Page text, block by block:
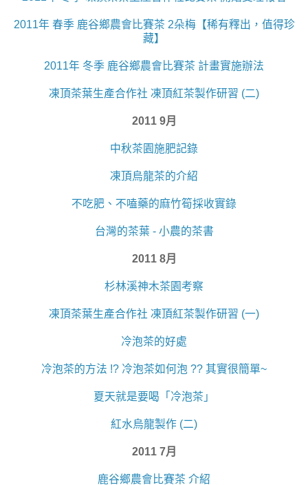
2011年 春季 鹿谷鄉農會比賽茶 2朵梅【稀有釋出，值得珍
藏】
2011年 冬季 鹿谷鄉農會比賽茶 計畫實施辦法
凍頂茶葉生產合作社 凍頂紅茶製作研習 (二)
2011 9月
中秋茶園施肥記錄
凍頂烏龍茶的介紹
不吃肥、不嗑藥的麻竹筍採收實錄
台灣的茶葉 - 小農的茶書
2011 8月
杉林溪神木茶園考察
凍頂茶葉生產合作社 凍頂紅茶製作研習 (一)
冷泡茶的好處
冷泡茶的方法 !? 冷泡茶如何泡 ?? 其實很簡單~
夏天就是要喝「冷泡茶」
紅水烏龍製作 (二)
2011 7月
鹿谷鄉農會比賽茶 介紹